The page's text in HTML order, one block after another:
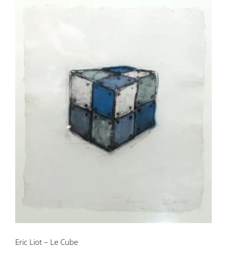
Eric Liot – Le Cube
Eric Liot – Le Cube